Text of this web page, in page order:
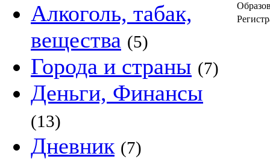
Алкоголь, табак,
вещества (5)
Города и страны (7)
Деньги, Финансы
(13)
Дневник (7)